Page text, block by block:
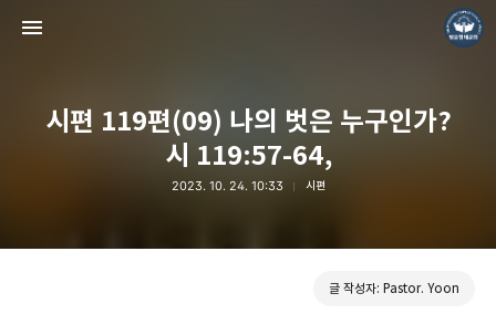
시편 119편(09) 나의 벗은 누구인가?
시 119:57-64,
2023. 10. 24. 10:33 시편
글 작성자: Pastor. Yoon
❏말씀침례교회 ❏AV1611.net ❏Peter Yoon